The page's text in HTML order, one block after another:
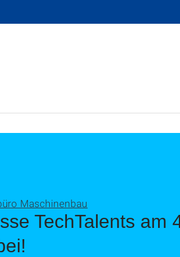
TechTalents am
Maschinenbau